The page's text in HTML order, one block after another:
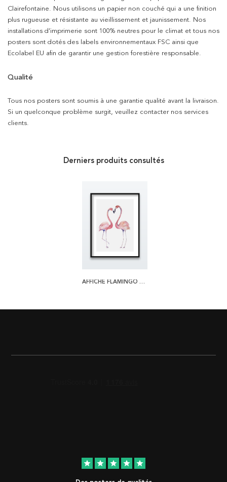
Clairefontaine. Nous utilisons un papier non couché qui a une finition
plus rugueuse et résistante au vieillissement et jaunissement. Nos
installations d’imprimerie sont 100% neutres pour le climat et tous nos
posters sont dotés des labels environnementaux FSC ainsi que
Ecolabel EU afin de garantir une gestion forestière responsable.
Qualité
Tous nos posters sont soumis à une garantie qualité avant la livraison.
Si un quelconque problème surgit, veuillez contacter nos services
clients.
Derniers produits consultés
AFFICHE FLAMINGO COUPLE 2
star star star star star